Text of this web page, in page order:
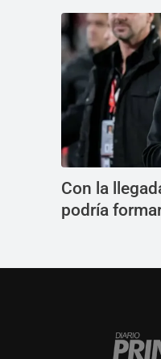
Con la
podría